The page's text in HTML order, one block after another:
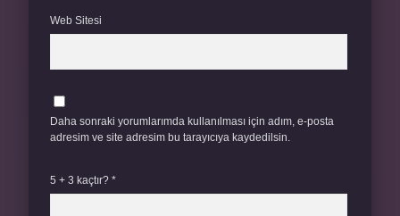
Web Sitesi
Daha sonraki yorumlarımda kullanılması için adım, e-posta
adresim ve site adresim bu tarayıcıya kaydedilsin.
5 + 3 kaçtır? *